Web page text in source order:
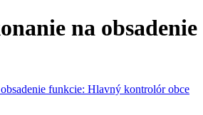
na obsadenie